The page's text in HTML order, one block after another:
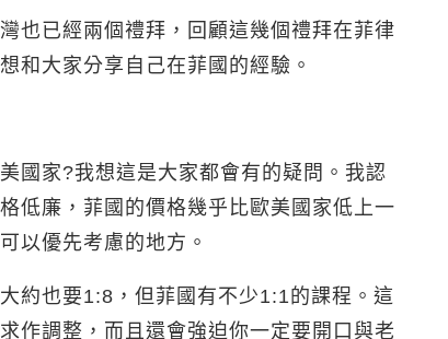
也已經兩個禮拜，回顧這幾個禮拜在菲律
和大家分享自己在菲國的經驗。
國家?我想這是大家都會有的疑問。我認
低廉，菲國的價格幾乎比歐美國家低上一
以優先考慮的地方。
約也要1:8，但菲國有不少1:1的課程。這
作調整，而且還會強迫你一定要開口與老